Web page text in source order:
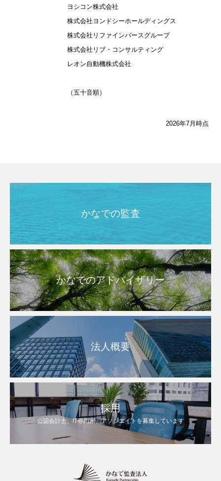
ヨシコン株式会社
株式会社ヨンドシーホールディングス
株式会社リファインバースグループ
株式会社リブ・コンサルティング
レオン自動機株式会社
（五十音順）
2026年7月時点
かなでの監査
かなでのアドバイザリー
法人概要
採用
公認会計士、IT専門家、アソシエイトを募集しています